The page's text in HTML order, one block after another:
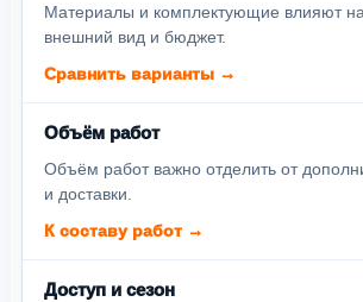
Материалы и комплектующие влияют
внешний вид и бюджет.
Сравнить варианты →
Объём работ
Объём работ важно отделить от
и доставки.
К составу работ →
Доступ и сезон